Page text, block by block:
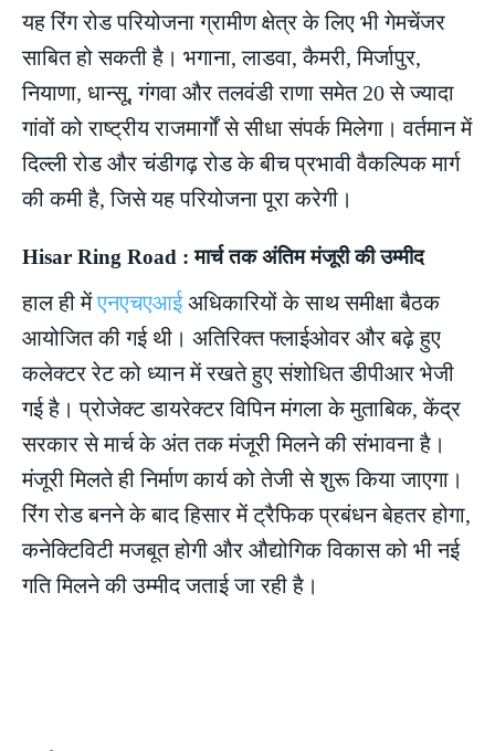
यह रिंग रोड परियोजना ग्रामीण क्षेत्र के लिए भी गेमचेंजर
साबित हो सकती है। भगाना, लाडवा, कैमरी, मिर्जापुर,
नियाणा, धान्सू, गंगवा और तलवंडी राणा समेत 20 से ज्यादा
गांवों को राष्ट्रीय राजमार्गों से सीधा संपर्क मिलेगा। वर्तमान में
दिल्ली रोड और चंडीगढ़ रोड के बीच प्रभावी वैकल्पिक मार्ग
की कमी है, जिसे यह परियोजना पूरा करेगी।
Hisar Ring Road : मार्च तक अंतिम मंजूरी की उम्मीद
हाल ही मेंएनएचएआईअधिकारियों के साथ समीक्षा बैठक
आयोजित की गई थी। अतिरिक्त फ्लाईओवर और बढ़े हुए
कलेक्टर रेट को ध्यान में रखते हुए संशोधित डीपीआर भेजी
गई है। प्रोजेक्ट डायरेक्टर विपिन मंगला के मुताबिक, केंद्र
सरकार से मार्च के अंत तक मंजूरी मिलने की संभावना है।
मंजूरी मिलते ही निर्माण कार्य को तेजी से शुरू किया जाएगा।
रिंग रोड बनने के बाद हिसार में ट्रैफिक प्रबंधन बेहतर होगा,
कनेक्टिविटी मजबूत होगी और औद्योगिक विकास को भी नई
गति मिलने की उम्मीद जताई जा रही है।